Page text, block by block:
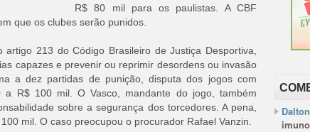
R$ 80 mil para os paulistas. A CBF
que os clubes serão punidos.
213 do Código Brasileiro de Justiça Desportiva,
capazes e prevenir ou reprimir desordens ou invasão
a dez partidas de punição, disputa dos jogos com
R$ 100 mil. O Vasco, mandante do jogo, também
sobre a segurança dos torcedores. A pena,
mil. O caso preocupou o procurador Rafael Vanzin.